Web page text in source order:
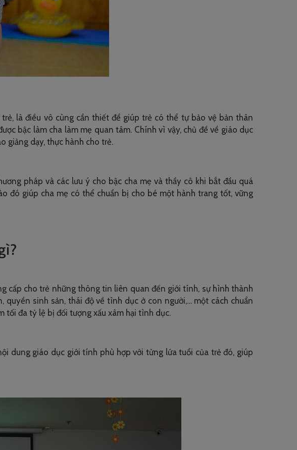
là điều vô cùng cần thiết để giúp trẻ có thể tự bảo vệ bản thân
bậc làm cha làm mẹ quan tâm. Chính vì vậy, chủ đề về giáo dục
giảng dạy, thực hành cho trẻ.
pháp và các lưu ý cho bậc cha mẹ và thầy cô khi bắt đầu quá
đó giúp cha mẹ có thể chuẩn bị cho bé một hành trang tốt, vững
cấp cho trẻ những thông tin liên quan đến giới tính, sự hình thành
sinh sản, thái độ về tình dục ở con người,… một cách chuẩn
tối đa tỷ lệ bị đối tượng xấu xâm hại tình dục.
dung giáo dục giới tính phù hợp với từng lứa tuổi của trẻ đó, giúp